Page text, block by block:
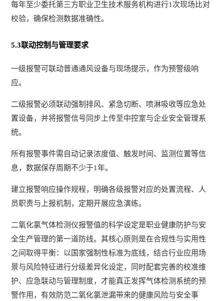
每年至少委托第三方职业卫生技术服务机构进行1次现场比对
校验，确保检测数据准确性。
5.3联动控制与管理要求
一级报警可联动普通通风设备与现场提示，作为预警级响
应。
二级报警必须联动强制排风、紧急切断、喷淋吸收等应急处
置设备，并将报警信号同步上传至中控室与企业安全管理系
统。
所有报警事件需自动记录浓度值、触发时间、监测位置等信
息，数据保存周期不少于1年。
建立报警响应操作规程，明确各级报警对应的处置流程、人
员职责与上报机制，定期开展应急演练。
二氧化氯气体检测仪报警值的科学设定是职业健康防护与安
全生产管理的第一道防线。其核心原则是在合规性与实用性
之间取得平衡：以国家强制性标准为底线，结合行业应用场
景与风险特征进行分级差异化设定，同时配套完善的校准维
护、应急联动与管理制度，才能真正发挥气体检测系统的预
警作用，有效防范二氧化氯泄漏带来的健康风险与安全事